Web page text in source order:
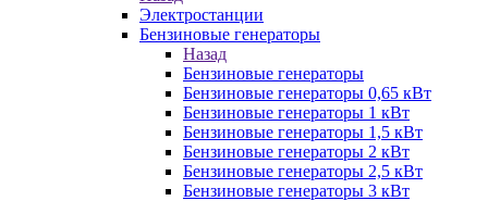
Электростанции
Бензиновые генераторы
Назад
Бензиновые генераторы
Бензиновые генераторы 0,65 кВт
Бензиновые генераторы 1 кВт
Бензиновые генераторы 1,5 кВт
Бензиновые генераторы 2 кВт
Бензиновые генераторы 2,5 кВт
Бензиновые генераторы 3 кВт